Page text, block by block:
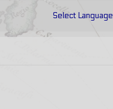
Select Language